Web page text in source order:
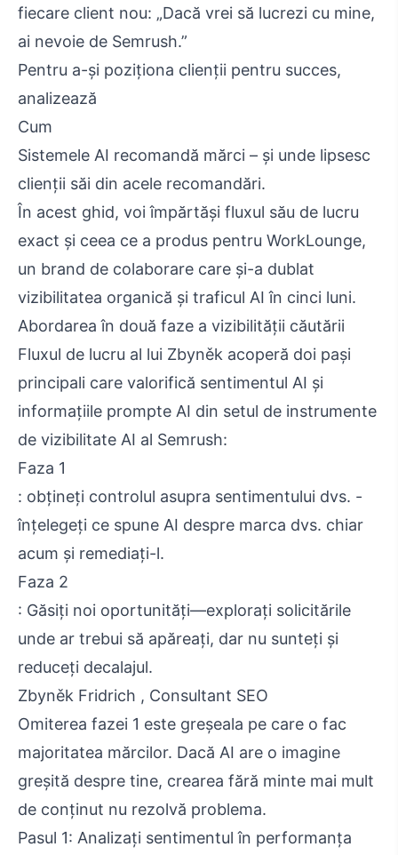
fiecare client nou: „Dacă vrei să lucrezi cu mine,
ai nevoie de Semrush.”
Pentru a-și poziționa clienții pentru succes,
analizează
Cum
Sistemele AI recomandă mărci – și unde lipsesc
clienții săi din acele recomandări.
În acest ghid, voi împărtăși fluxul său de lucru
exact și ceea ce a produs pentru WorkLounge,
un brand de colaborare care și-a dublat
vizibilitatea organică și traficul AI în cinci luni.
Abordarea în două faze a vizibilității căutării
Fluxul de lucru al lui Zbyněk acoperă doi pași
principali care valorifică sentimentul AI și
informațiile prompte AI din setul de instrumente
de vizibilitate AI al Semrush:
Faza 1
: obțineți controlul asupra sentimentului dvs. -
înțelegeți ce spune AI despre marca dvs. chiar
acum și remediați-l.
Faza 2
: Găsiți noi oportunități—explorați solicitările
unde ar trebui să apăreați, dar nu sunteți și
reduceți decalajul.
Zbyněk Fridrich , Consultant SEO
Omiterea fazei 1 este greșeala pe care o fac
majoritatea mărcilor. Dacă AI are o imagine
greșită despre tine, crearea fără minte mai mult
de conținut nu rezolvă problema.
Pasul 1: Analizați sentimentul în performanța